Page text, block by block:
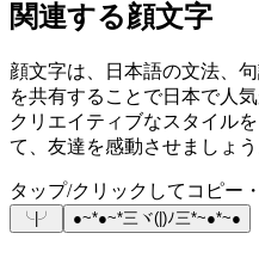
関連する顔文字
顔文字は、日本語の文法、
を共有することで日本で人
クリエイティブなスタイル
て、友達を感動させましょう
タップ/クリックしてコピー
╰|╯ ●~*●~*三ヾ(|)ﾉ三*~●*~●